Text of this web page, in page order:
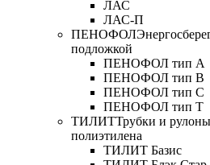
ЛАС
ЛАС-П
ПЕНОФОЛ
подложкой
ПЕНОФОЛ тип А
ПЕНОФОЛ тип B
ПЕНОФОЛ тип C
ПЕНОФОЛ тип T
ТИЛИТТрубки и
полиэтилена
ТИЛИТ Базис